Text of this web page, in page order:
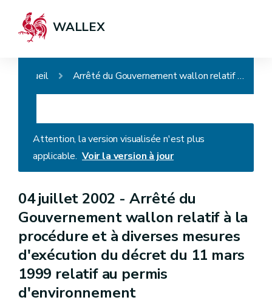
WALLEX
Accueil Arrêté du Gouvernement wallon relatif à la procédure et à diverses mesures d'exécution du décret du 11 mars 1999 relatif au permis d'environnement
Attention, la version visualisée n'est plus
applicable. Voir la version à jour
04 juillet 2002 - Arrêté du
Gouvernement wallon relatif à la
procédure et à diverses mesures
d'exécution du décret du 11 mars
1999 relatif au permis
d'environnement